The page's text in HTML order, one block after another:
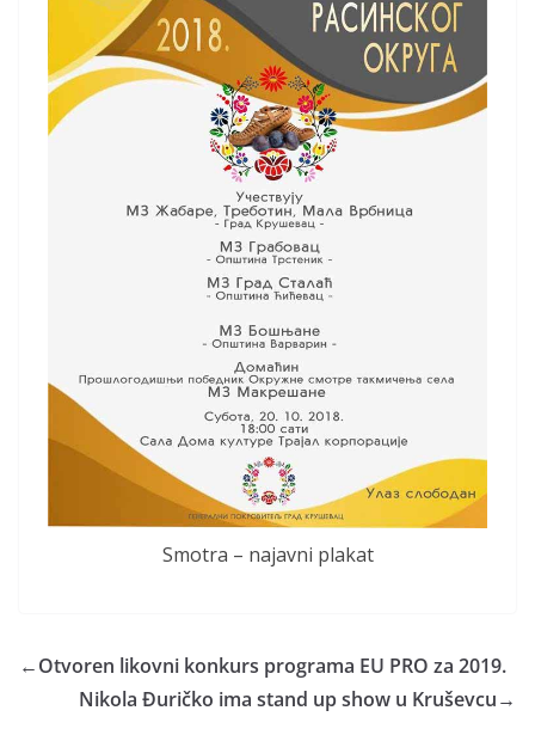
Smotra – najavni plakat
←Otvoren likovni konkurs programa EU PRO za 2019.
Nikola Đuričko ima stand up show u Kruševcu→